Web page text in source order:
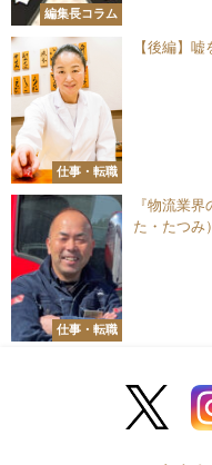
編集長コラム
仕事・転職
【後編】
仕事・転職
『物流業
た・たつみ